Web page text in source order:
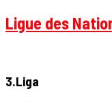
Ligue des
3.Liga